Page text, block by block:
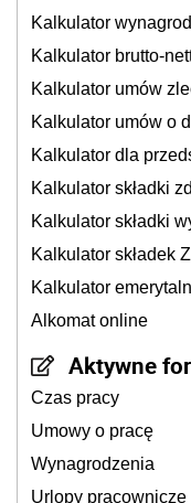
Kalkulator
Kalkulator brutto-
Kalkulator umów
Kalkulator umów o
Kalkulator dla
Kalkulator składki
Kalkulator składki
Kalkulator składek
Kalkulator
Alkomat online
Aktywne
Czas pracy
Umowy o pracę
Wynagrodzenia
Urlopy pracownicze